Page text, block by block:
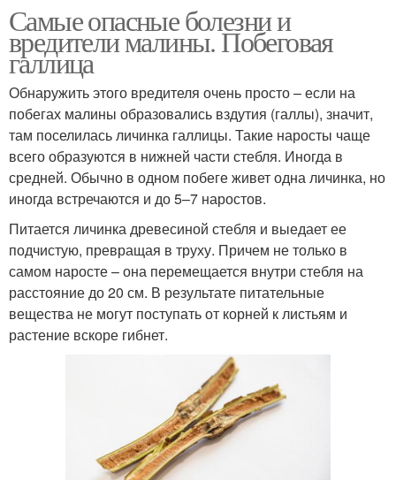
Самые опасные болезни и
вредители малины. Побеговая
галлица
Обнаружить этого вредителя очень просто – если на
побегах малины образовались вздутия (галлы), значит,
там поселилась личинка галлицы. Такие наросты чаще
всего образуются в нижней части стебля. Иногда в
средней. Обычно в одном побеге живет одна личинка, но
иногда встречаются и до 5–7 наростов.
Питается личинка древесиной стебля и выедает ее
подчистую, превращая в труху. Причем не только в
самом наросте – она перемещается внутри стебля на
расстояние до 20 см. В результате питательные
вещества не могут поступать от корней к листьям и
растение вскоре гибнет.